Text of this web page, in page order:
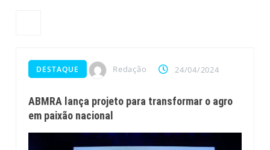
DESTAQUE Redação 24/04/2024
ABMRA lança projeto para transformar o agro
em paixão nacional